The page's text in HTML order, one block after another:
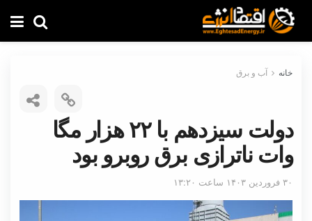
خانه آب و برق
دولت سیزدهم با ۲۲ هزار مگا
وات ناترازی برق روبرو بود
۳۰ فروردین ۱۴۰۳ ساعت ۱۳:۲۰